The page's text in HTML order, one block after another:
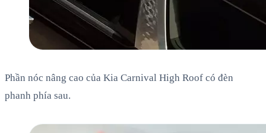
Phần nóc nâng cao của Kia Carnival High Roof có đèn
phanh phía sau.